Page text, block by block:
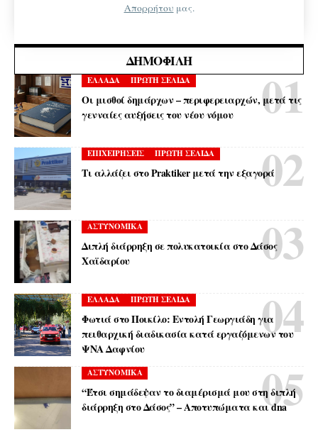
Απορρήτου μας.
ΔΗΜΟΦΙΛΉ
ΕΛΛΑΔΑ ΠΡΩΤΗ ΣΕΛΙΔΑ
Οι μισθοί δημάρχων – περιφερειαρχών, μετά τις
γενναίες αυξήσεις του νέου νόμου
ΕΠΙΧΕΙΡΗΣΕΙΣ ΠΡΩΤΗ ΣΕΛΙΔΑ
Τι αλλάζει στο Praktiker μετά την εξαγορά
ΑΣΤΥΝΟΜΙΚΑ
Διπλή διάρρηξη σε πολυκατοικία στο Δάσος
Χαϊδαρίου
ΕΛΛΑΔΑ ΠΡΩΤΗ ΣΕΛΙΔΑ
Φωτιά στο Ποικίλο: Εντολή Γεωργιάδη για
πειθαρχική διαδικασία κατά εργαζόμενων του
ΨΝΑ Δαφνίου
ΑΣΤΥΝΟΜΙΚΑ
“Έτσι σημάδεψαν το διαμέρισμά μου στη διπλή
διάρρηξη στο Δάσος” – Αποτυπώματα και dna